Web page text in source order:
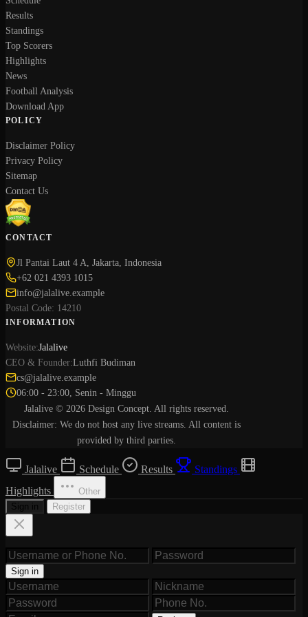
Results
Standings
Top Scorers
Highlights
News
Football Analysis
Download App
POLICY
Disclaimer Policy
Privacy Policy
Sitemap
Contact Us
CONTACT
Jl Pantai Laut 4 A, Jakarta, Indonesia
+62 021 4393 1015
info@jalalive.example
Postal Code: 14210
INFORMATION
Website:Jalalive
CEO & Founder:Luthfi Budiman
cs@jalalive.example
06:00 - 23:00, Senin - Minggu
Jalalive © 2026 Design Concept. All rights reserved.
Disclaimer: We do not host any live streams. All content is
provided by third parties.
Jalalive Schedule Results
Standings
Highlights
Other
Sign in
Register
Sign in